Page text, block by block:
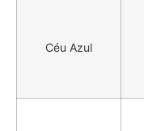
Céu Azul